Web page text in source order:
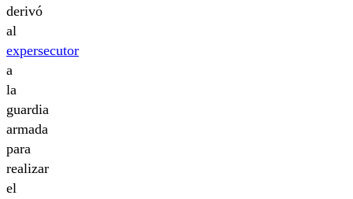
derivó
al
expersecutor
a
la
guardia
armada
para
realizar
el